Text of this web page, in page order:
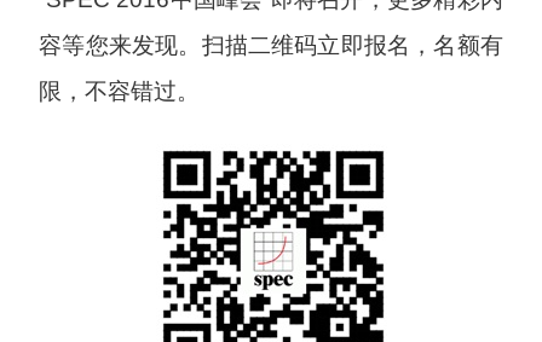
容等您来发现。扫描二维码立即报名，名额有
限，不容错过。